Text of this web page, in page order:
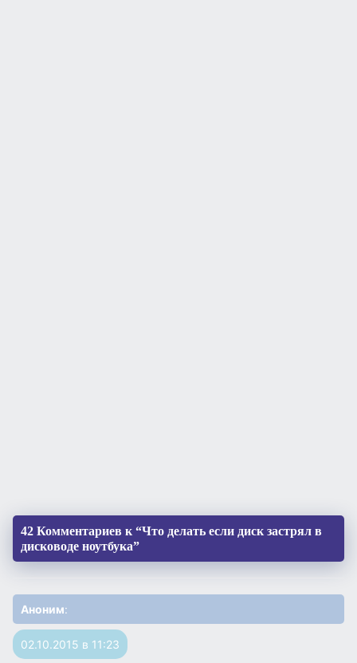
42 Комментариев к “Что делать если диск застрял в
дисководе ноутбука”
Аноним:
02.10.2015 в 11:23